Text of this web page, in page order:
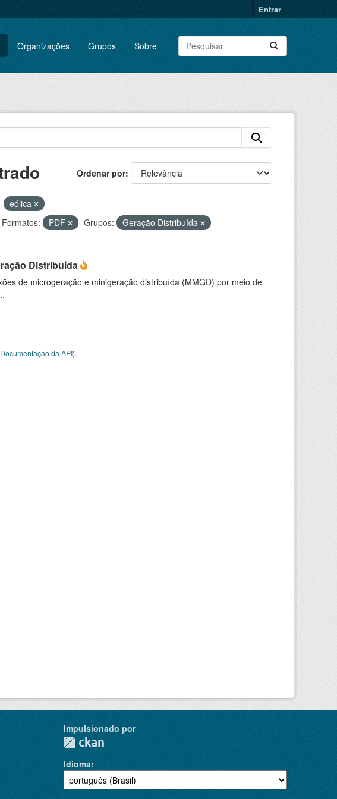
Entrar
Organizações Grupos Sobre
Ordenar por
eólica
Formatos: PDF Grupos: Geração Distribuída
Distribuída
de microgeração e minigeração distribuída (MMGD) por meio de
Documentação da API).
Impulsionado por
Idioma